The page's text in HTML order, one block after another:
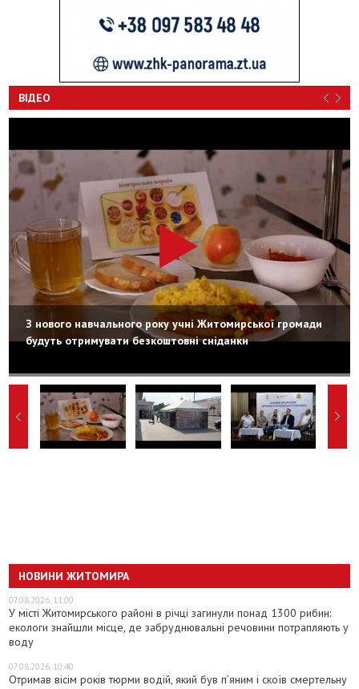
ВІДЕО
З нового навчального року учні Житомирської громади
будуть отримувати безкоштовні сніданки
НОВИНИ ЖИТОМИРА
07.08.2026, 11:00
У місті Житомирського районі в річці загинули понад 1300 рибин:
екологи знайшли місце, де забруднювальні речовини потрапляють у
воду
07.08.2026, 10:40
Отримав вісім років тюрми водій, який був п’яним і скоїв смертельну